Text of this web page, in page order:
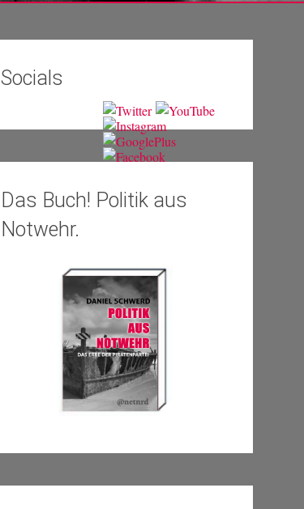
Socials
Das Buch! Politik aus
Notwehr.